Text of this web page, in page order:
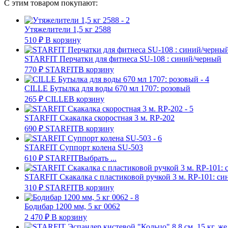
С этим товаром покупают:
Утяжелители 1,5 кг 2588
510 ₽ В корзину
STARFIT Перчатки для фитнеса SU-108 : синий/черный
770 ₽ STARFITВ корзину
CILLE Бутылка для воды 670 мл 1707: розовый
265 ₽ CILLEВ корзину
STARFIT Скакалка скоростная 3 м. RP-202
690 ₽ STARFITВ корзину
STARFIT Суппорт колена SU-503
610 ₽ STARFITВыбрать ...
STARFIT Скакалка с пластиковой ручкой 3 м. RP-101:
310 ₽ STARFITВ корзину
Бодибар 1200 мм, 5 кг 0062
2 470 ₽ В корзину